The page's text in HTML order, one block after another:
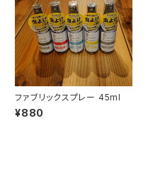
ファブリックスプレー 45ml
¥880